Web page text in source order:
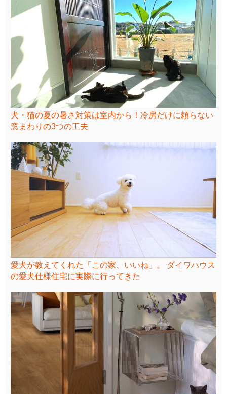
犬・猫の夏の暑さ対策は室内から！冷房だけに頼らない
窓まわりの3つの工夫
愛犬が教えてくれた「この家、いいね」。 ダイワハウス
の愛犬仕様住宅に実際に行ってきた